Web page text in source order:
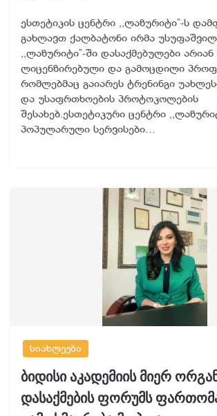
ესთეტიკის ცენტრი ,,ლაზურიტი”-ს
გახლავთ ქალბატონი ირმა
,,ლაზურიტი”-ში დასაქმებულები
ლიცენზირებული და გამოცდილი
რომლებმაც გაიარეს ტრენინგი
და უსაფრთხოების პროტოკოლების
შესახებ.ესთეტიკური ცენტრი
პოპულარული სერვისები…
სიახლეები
ბიდისი აკადემიის მიერ
დასაქმების ფორუმს